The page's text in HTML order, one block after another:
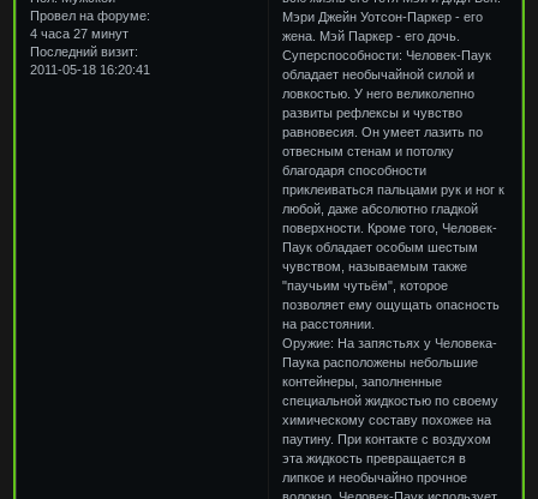
Провел на форуме:
4 часа 27 минут
Последний визит:
2011-05-18 16:20:41
Мэри Джейн Уотсон-Паркер - его
жена. Мэй Паркер - его дочь.
Суперспособности: Человек-Паук
обладает необычайной силой и
ловкостью. У него великолепно
развиты рефлексы и чувство
равновесия. Он умеет лазить по
отвесным стенам и потолку
благодаря способности
приклеиваться пальцами рук и ног к
любой, даже абсолютно гладкой
поверхности. Кроме того, Человек-
Паук обладает особым шестым
чувством, называемым также
"паучьим чутьём", которое
позволяет ему ощущать опасность
на расстоянии.
Оружие: На запястьях у Человека-
Паука расположены небольшие
контейнеры, заполненные
специальной жидкостью по своему
химическому составу похожее на
паутину. При контакте с воздухом
эта жидкость превращается в
липкое и необычайно прочное